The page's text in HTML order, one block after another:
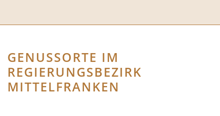
GENUSSORTE IM
REGIERUNGSBEZIRK
MITTELFRANKEN